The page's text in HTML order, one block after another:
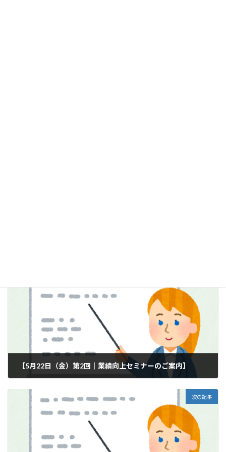
【5月22日（金）第2回｜業績向上セミナーのご案内】
次の記事